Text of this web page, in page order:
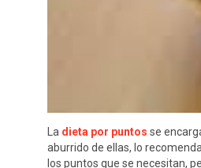
La dieta por puntos se
aburrido de ellas, lo
los puntos que se necesitan,